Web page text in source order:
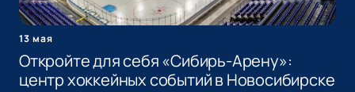
13 мая
Откройте для себя «Сибирь-Арену»:
центр хоккейных событий в Новосибирске